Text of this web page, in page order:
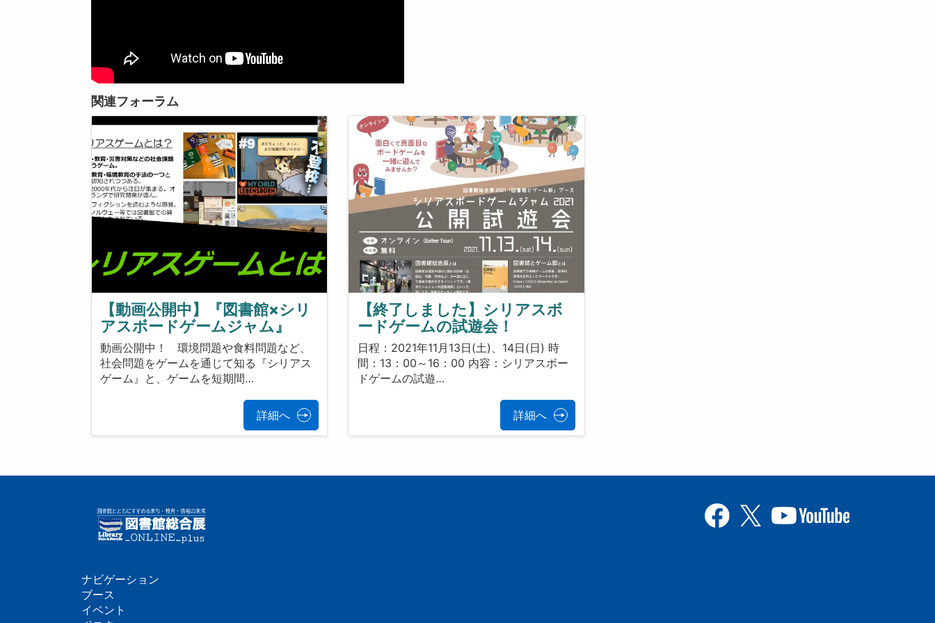
関連フォーラム
【動画公開中】『図書館×シリ
アスボードゲームジャム』
動画公開中！ 環境問題や食料問題など、
社会問題をゲームを通じて知る『シリアス
ゲーム』と、ゲームを短期間…
詳細へ
【終了しました】シリアスボ
ードゲームの試遊会！
日程：2021年11月13日(土)、14日(日) 時
間：13：00～16：00 内容：シリアスボー
ドゲームの試遊…
詳細へ
フ
ナビゲーション
ブース
イベント